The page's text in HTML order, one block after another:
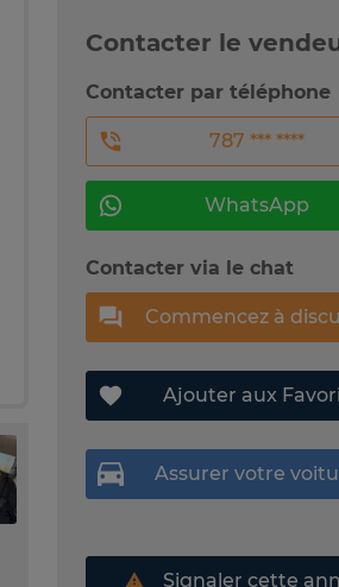
Contacter le
Contacter par téléphone
787 *** ****
WhatsApp
Contacter via le chat
Commencez à
Ajouter aux
Assurer votre
Signaler cette